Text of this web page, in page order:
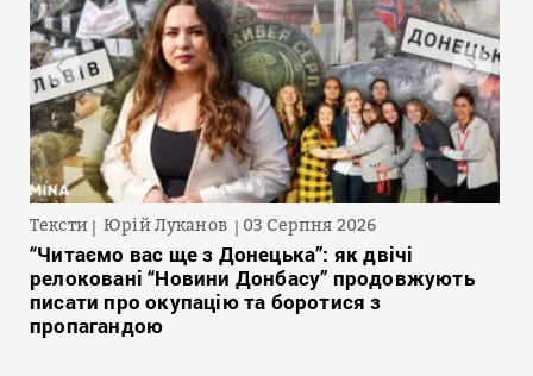
Тексти Юрій Луканов 03 Серпня 2026
“Читаємо вас ще з Донецька”: як двічі
релоковані “Новини Донбасу” продовжують
писати про окупацію та боротися з
пропагандою